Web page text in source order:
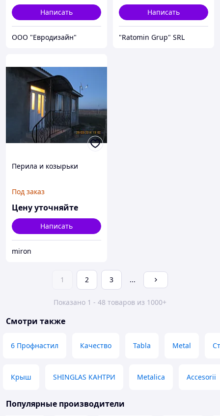
Написать
ООО "Евродизайн"
Написать
"Ratomin Grup" SRL
Перила и козырьки
Под заказ
Цену уточняйте
Написать
miron
1 2 3 ...
Показано 1 - 48 товаров из 1000+
Смотри также
6 Профнастил Качество Tabla Metal
Крыш SHINGLAS КАНТРИ Metalica Accesorii
Популярные производители